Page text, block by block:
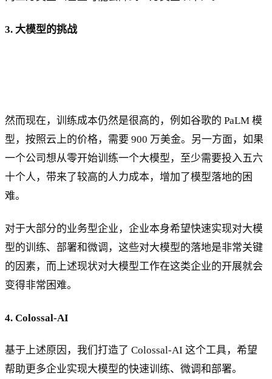
3. 大模型的挑战
然而现在，训练成本仍然是很高的，例如谷歌的 PaLM 模
型，按照云上的价格，需要 900 万美金。另一方面，如果
一个公司想从零开始训练一个大模型，至少需要投入五六
十个人，带来了较高的人力成本，增加了模型落地的困
难。
对于大部分的业务型企业，企业本身希望快速实现对大模
型的训练、部署和微调，这些对大模型的落地是非常关键
的因素，而上述现状对大模型工作在这类企业的开展就会
变得非常困难。
4. Colossal-AI
基于上述原因，我们打造了 Colossal-AI 这个工具，希望
帮助更多企业实现大模型的快速训练、微调和部署。